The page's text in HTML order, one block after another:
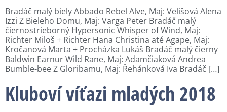
Bradáč malý biely Abbado Rebel Alve, Maj: Velišová Alena
Izzi Z Bieleho Domu, Maj: Varga Peter Bradáč malý
čiernostrieborný Hypersonic Whisper of Wind, Maj:
Richter Miloš + Richter Hana Christina até Agape, Maj:
Kročanová Marta + Procházka Lukáš Bradáč malý čierny
Baldwin Earnur Wild Rane, Maj: Adamčiaková Andrea
Bumble-bee Z Gloribamu, Maj: Řehánková Iva Bradáč […]
Kluboví víťazi mladých 2018